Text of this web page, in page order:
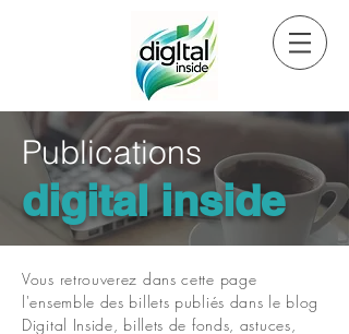
Publications
digital inside
Vous retrouverez dans cette page
l'ensemble des billets publiés dans le blog
Digital Inside, billets de fonds, astuces,